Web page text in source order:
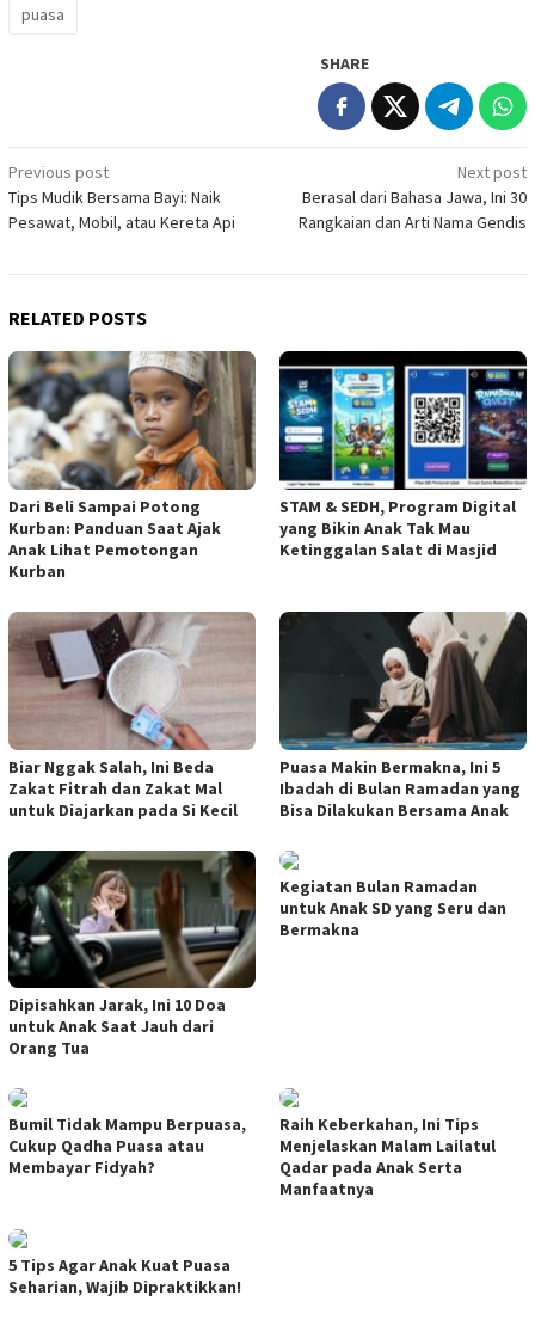
puasa
SHARE
Post
navigation
Previous post
Tips Mudik Bersama Bayi: Naik
Pesawat, Mobil, atau Kereta Api
Next post
Berasal dari Bahasa Jawa, Ini 30
Rangkaian dan Arti Nama Gendis
RELATED POSTS
Dari Beli Sampai Potong
Kurban: Panduan Saat Ajak
Anak Lihat Pemotongan
Kurban
STAM & SEDH, Program Digital
yang Bikin Anak Tak Mau
Ketinggalan Salat di Masjid
Biar Nggak Salah, Ini Beda
Zakat Fitrah dan Zakat Mal
untuk Diajarkan pada Si Kecil
Puasa Makin Bermakna, Ini 5
Ibadah di Bulan Ramadan yang
Bisa Dilakukan Bersama Anak
Dipisahkan Jarak, Ini 10 Doa
untuk Anak Saat Jauh dari
Orang Tua
Kegiatan Bulan Ramadan
untuk Anak SD yang Seru dan
Bermakna
Bumil Tidak Mampu Berpuasa,
Cukup Qadha Puasa atau
Membayar Fidyah?
Raih Keberkahan, Ini Tips
Menjelaskan Malam Lailatul
Qadar pada Anak Serta
Manfaatnya
5 Tips Agar Anak Kuat Puasa
Seharian, Wajib Dipraktikkan!